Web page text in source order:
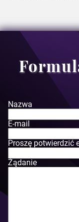
Nazwa
E-mail
Proszę potwierdzić
Żądanie